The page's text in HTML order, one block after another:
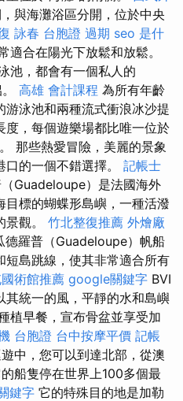
與海灘浴區分開，位於中央
詠春 台胞證 過期 seo 是什
適合在陽光下放鬆和放鬆。
池，都會有一個私人的
高雄 會計課程 為所有年齡
泳池和兩種流式衝浪冰沙提
，每個遊樂場都比唯一位於
那些熱愛冒險，美麗的景象
的一個不錯選擇。 記帳士
Guadeloupe）是法國海外
標的蝴蝶形島嶼，一種活潑
觀。 竹北整復推薦 外燴廠
德羅普（Guadeloupe）帆船
島跳線，使其非常適合所有
術館推薦 google關鍵字 BVI
其統一的風，平靜的水和島嶼
植早餐，宣布骨盆並享受加
台胞證 台中按摩平價 記帳
中，您可以到達北部，從澳
船隻停在世界上100多個最
鍵字 它的特殊目的地是加勒